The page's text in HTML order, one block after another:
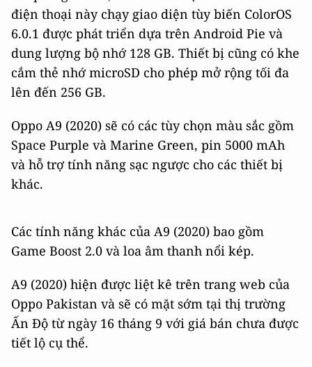
điện thoại này chạy giao diện tùy biến ColorOS
6.0.1 được phát triển dựa trên Android Pie và
dung lượng bộ nhớ 128 GB. Thiết bị cũng có khe
cắm thẻ nhớ microSD cho phép mở rộng tối đa
lên đến 256 GB.
Oppo A9 (2020) sẽ có các tùy chọn màu sắc gồm
Space Purple và Marine Green, pin 5000 mAh
và hỗ trợ tính năng sạc ngược cho các thiết bị
khác.
Các tính năng khác của A9 (2020) bao gồm
Game Boost 2.0 và loa âm thanh nổi kép.
A9 (2020) hiện được liệt kê trên trang web của
Oppo Pakistan và sẽ có mặt sớm tại thị trường
Ấn Độ từ ngày 16 tháng 9 với giá bán chưa được
tiết lộ cụ thể.